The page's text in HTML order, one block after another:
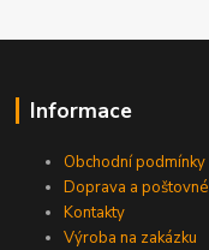
Informace
Obchodní podmínky
Doprava a poštovné
Kontakty
Výroba na zakázku